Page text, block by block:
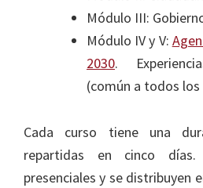
Módulo III:
Módulo IV y V:
2030.
(común a todos los
Cada curso tiene una
repartidas en cinco
presenciales y se distribuyen